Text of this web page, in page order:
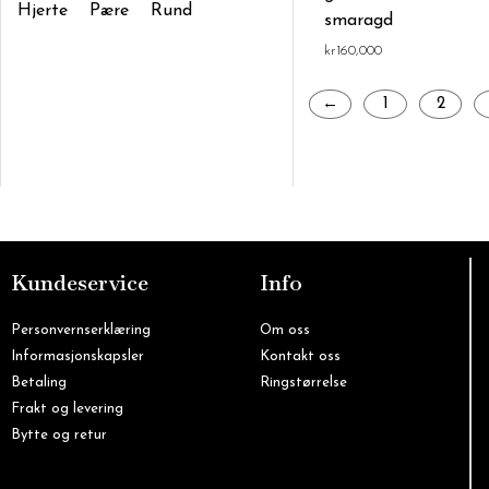
Hjerte Pære Rund
smaragd
kr160,000
← 1 2
Kundeservice
Personvernserklæring
Informasjonskapsler
Betaling
Frakt og levering
Bytte og retur
Info
Om oss
Kontakt oss
Ringstørrelse